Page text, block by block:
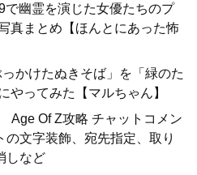
で幽霊を演じた女優たちのプ
真まとめ【ほんとにあった怖
っかけたぬきそば」を「緑のた
やってみた【マルちゃん】
Age Of Z攻略 チャットコメン
の文字装飾、宛先指定、取り
しなど